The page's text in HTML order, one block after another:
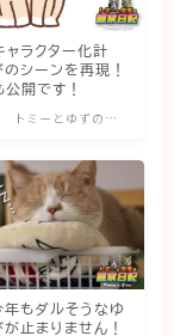
）
ャラクター化計
のシーンを再現！
開です！
トミーとゆずの観
年もダルそうなゆ
止まりません！